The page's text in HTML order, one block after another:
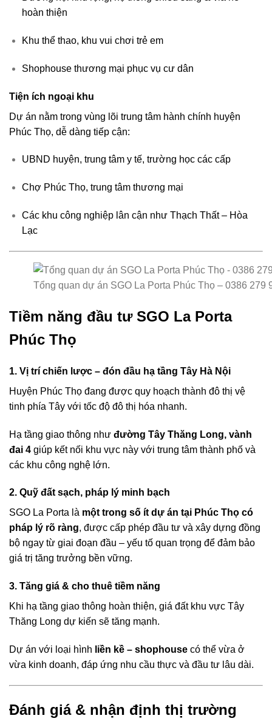
hoàn thiện
Khu thể thao, khu vui chơi trẻ em
Shophouse thương mại phục vụ cư dân
Tiện ích ngoại khu
Dự án nằm trong vùng lõi trung tâm hành chính huyện
Phúc Thọ, dễ dàng tiếp cận:
UBND huyện, trung tâm y tế, trường học các cấp
Chợ Phúc Thọ, trung tâm thương mại
Các khu công nghiệp lân cận như Thạch Thất – Hòa
Lạc
Tổng quan dự án SGO La Porta Phúc Thọ – 0386 279
Tiềm năng đầu tư SGO La Porta
Phúc Thọ
1. Vị trí chiến lược – đón đầu hạ tầng Tây Hà Nội
Huyện Phúc Thọ đang được quy hoạch thành đô thị vệ
tinh phía Tây với tốc độ đô thị hóa nhanh.
Hạ tầng giao thông như đường Tây Thăng Long, vành
đai 4 giúp kết nối khu vực này với trung tâm thành phố và
các khu công nghệ lớn.
2. Quỹ đất sạch, pháp lý minh bạch
SGO La Porta là một trong số ít dự án tại Phúc Thọ có
pháp lý rõ ràng, được cấp phép đầu tư và xây dựng đồng
bộ ngay từ giai đoạn đầu – yếu tố quan trọng để đảm bảo
giá trị tăng trưởng bền vững.
3. Tăng giá & cho thuê tiềm năng
Khi hạ tầng giao thông hoàn thiện, giá đất khu vực Tây
Thăng Long dự kiến sẽ tăng mạnh.
Dự án với loại hình liền kề – shophouse có thể vừa ở
vừa kinh doanh, đáp ứng nhu cầu thực và đầu tư lâu dài.
Đánh giá & nhận định thị trường